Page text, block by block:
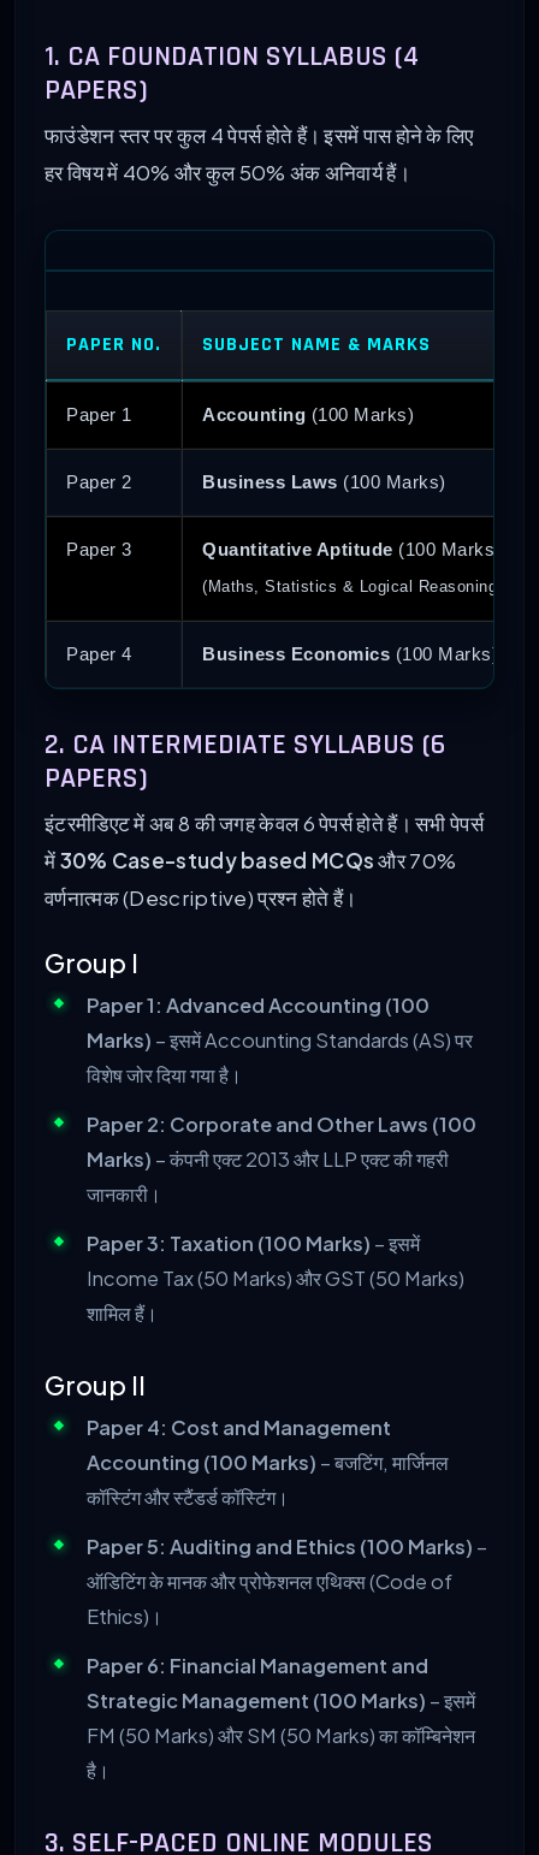
1. CA FOUNDATION SYLLABUS (4
PAPERS)
फाउंडेशन स्तर पर कुल 4 पेपर्स होते हैं। इसमें पास होने के लिए
हर विषय में 40% और कुल 50% अंक अनिवार्य हैं।
PAPER NO. SUBJECT NAME & MARKS
Paper 1 Accounting (100 Marks)
Paper 2 Business Laws (100 Marks)
Paper 3 Quantitative Aptitude (100 Marks)
(Maths, Statistics & Logical Reasoning)
Paper 4 Business Economics (100 Marks)
2. CA INTERMEDIATE SYLLABUS (6
PAPERS)
इंटरमीडिएट में अब 8 की जगह केवल 6 पेपर्स होते हैं। सभी पेपर्स
में30% Case-study based MCQsऔर 70%
वर्णनात्मक (Descriptive) प्रश्न होते हैं।
Group I
Paper 1: Advanced Accounting (100
Marks) – इसमें Accounting Standards (AS) पर
विशेष जोर दिया गया है।
Paper 2: Corporate and Other Laws (100
Marks) – कंपनी एक्ट 2013 और LLP एक्ट की गहरी
जानकारी।
Paper 3: Taxation (100 Marks) – इसमें
Income Tax (50 Marks) और GST (50 Marks)
शामिल हैं।
Group II
Paper 4: Cost and Management
Accounting (100 Marks) – बजटिंग, मार्जिनल
कॉस्टिंग और स्टैंडर्ड कॉस्टिंग।
Paper 5: Auditing and Ethics (100 Marks) –
ऑडिटिंग के मानक और प्रोफेशनल एथिक्स (Code of
Ethics)।
Paper 6: Financial Management and
Strategic Management (100 Marks) – इसमें
FM (50 Marks) और SM (50 Marks) का कॉम्बिनेशन
है।
3. SELF-PACED ONLINE MODULES